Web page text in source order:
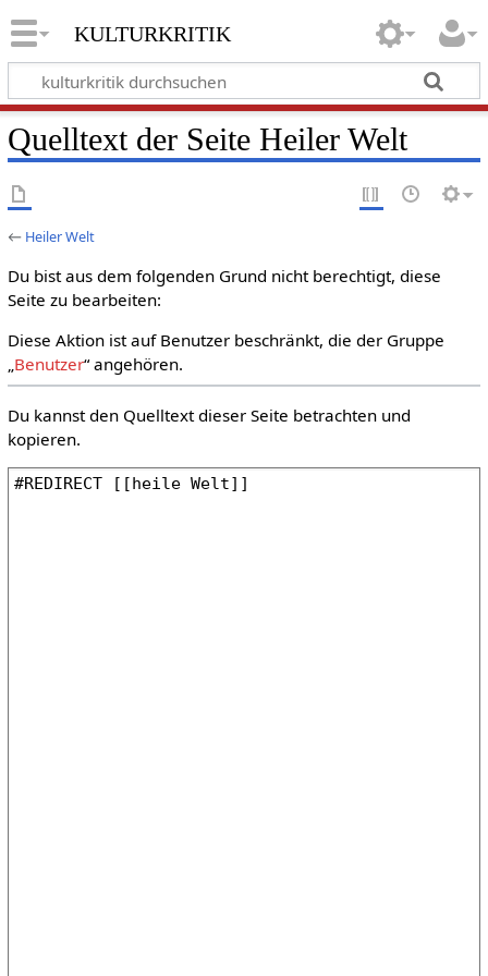
kulturkritik
Quelltext der Seite Heiler Welt
← Heiler Welt
Du bist aus dem folgenden Grund nicht berechtigt, diese
Seite zu bearbeiten:
Diese Aktion ist auf Benutzer beschränkt, die der Gruppe
„Benutzer“ angehören.
Du kannst den Quelltext dieser Seite betrachten und
kopieren.